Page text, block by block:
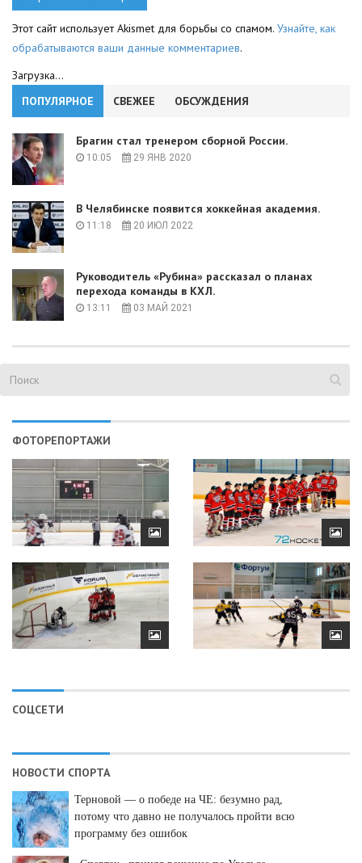
Этот сайт использует Akismet для борьбы со спамом. Узнайте, как
обрабатываются ваши данные комментариев.
Загрузка...
ПОПУЛЯРНОЕ
СВЕЖЕЕ ОБСУЖДЕНИЯ
Брагин стал тренером сборной России.
10:05 29 ЯНВ 2020
В Челябинске появится хоккейная академия.
11:18 20 ИЮЛ 2022
Руководитель «Рубина» рассказал о планах
перехода команды в КХЛ.
13:11 03 МАЙ 2021
ФОТОРЕПОРТАЖИ
СОЦСЕТИ
НОВОСТИ СПОРТА
Терновой — о победе на ЧЕ: безумно рад,
потому что давно не получалось пройти всю
программу без ошибок